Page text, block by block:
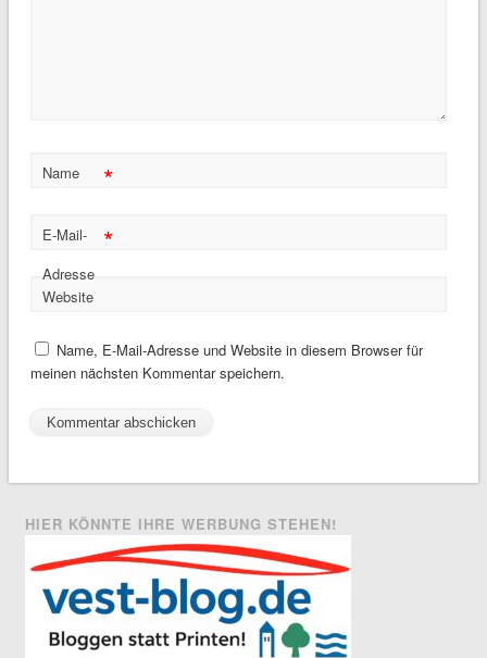
Name *
E-Mail-
Adresse
*
Website
Name, E-Mail-Adresse und Website in diesem Browser für
meinen nächsten Kommentar speichern.
HIER KÖNNTE IHRE WERBUNG STEHEN!